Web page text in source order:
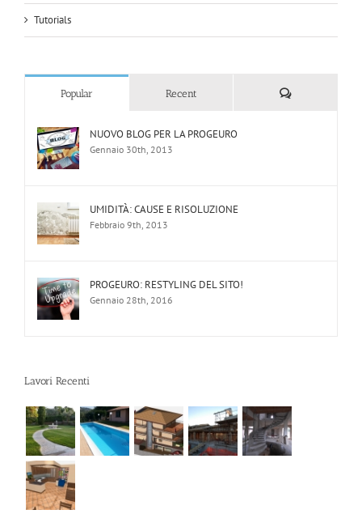
Tutorials
Popular Recent Comments
NUOVO BLOG PER LA PROGEURO
Gennaio 30th, 2013
UMIDITÀ: CAUSE E RISOLUZIONE
Febbraio 9th, 2013
PROGEURO: RESTYLING DEL SITO!
Gennaio 28th, 2016
Lavori Recenti